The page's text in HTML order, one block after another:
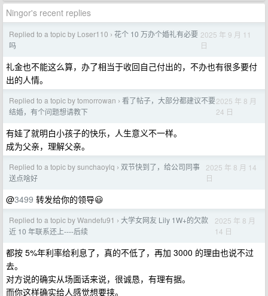
Ningor's recent replies
Replied to a topic by Loser110 › 花个 10 万办个婚礼有必要
吗
2025 年 9 月 11
日
礼金也不能这么算，办了相当于收回自己付出的，不办也有很多要付
出的人情。
Replied to a topic by tomorrowan › 看了帖子，大部分都建议不要
结婚，有个问题想请教下
2025 年 8 月
24 日
有娃了就明白小孩子的快乐，人生意义不一样。
成为父亲，理解父亲。
Replied to a topic by sunchaoylq › 双节快到了，给公司同事
送点啥好
2025 年 8 月 14
日
@3499 转发给你的领导😃
Replied to a topic by Wandefu91 › 大学女网友 Lily 1W+的欠款
近 10 年联系还上----后续
2025 年 8 月
14 日
都按 5%年利率给利息了，真的不低了，再加 3000 的理由也说不过
去。
对方说的确实从场面话来说，很诚恳，有理有据。
而你这样确实给人感觉想要挟。